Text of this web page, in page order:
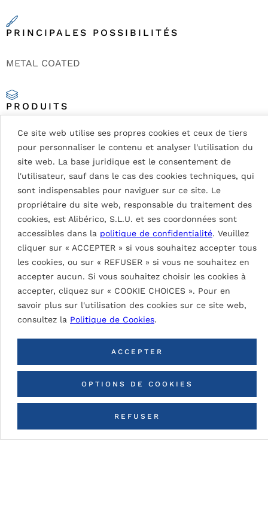
Ce site web utilise ses propres cookies et ceux de tiers
pour personnaliser le contenu et analyser l'utilisation du
site web. La base juridique est le consentement de
l'utilisateur, sauf dans le cas des cookies techniques, qui
sont indispensables pour naviguer sur ce site. Le
propriétaire du site web, responsable du traitement des
cookies, est Alibérico, S.L.U. et ses coordonnées sont
accessibles dans la politique de confidentialité. Veuillez
cliquer sur « ACCEPTER » si vous souhaitez accepter tous
les cookies, ou sur « REFUSER » si vous ne souhaitez en
accepter aucun. Si vous souhaitez choisir les cookies à
accepter, cliquez sur « COOKIE CHOICES ». Pour en
savoir plus sur l'utilisation des cookies sur ce site web,
consultez la Politique de Cookies.
OPTIONS DE COOKIES
REFUSER
ACCEPTER
PRINCIPALES POSSIBILITÉS
METAL COATED
PRODUITS
SIGNAL WHITE 9003